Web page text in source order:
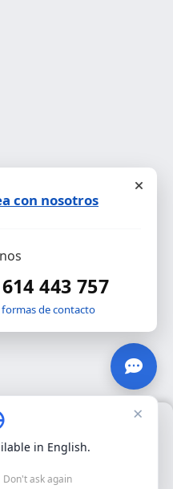
SECURITY S.L.U.
para el funcionamiento
con nosotros
443 757
formas de contacto
×
in English.
Don't ask again